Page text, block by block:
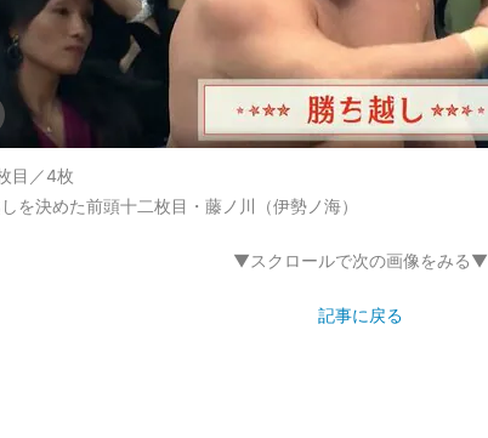
目／4枚
を決めた前頭十二枚目・藤ノ川（伊勢ノ海）
▼スクロールで次の画像をみる▼
記事に戻る